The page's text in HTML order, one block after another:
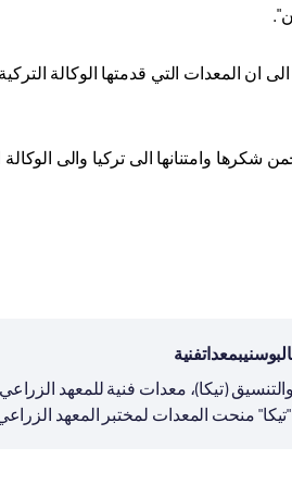
ان المعدات التي قدمتها الوكالة
وامتنانها الى تركيا والى الوكالة
(تيكا)، معدات فنية للمعهد
منحت المعدات لمختبر المعهد